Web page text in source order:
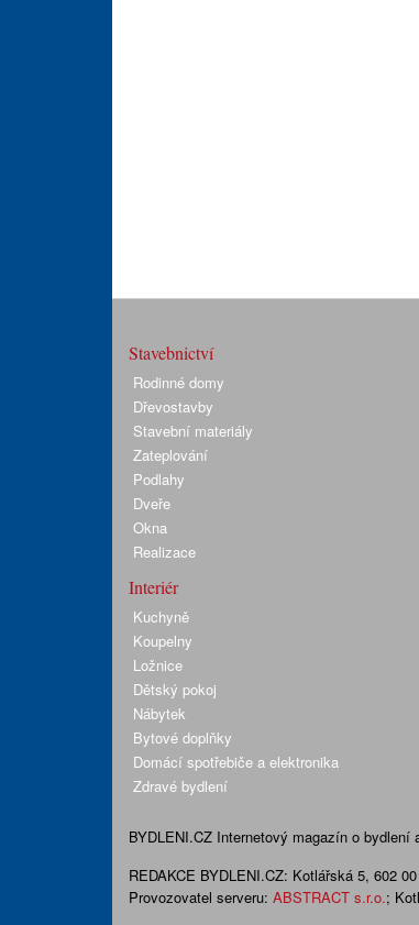
Stavebnictví
Rodinné domy
Dřevostavby
Stavební materiály
Zateplování
Podlahy
Dveře
Okna
Realizace
Interiér
Kuchyně
Koupelny
Ložnice
Dětský pokoj
Nábytek
Bytové doplňky
Domácí spotřebiče a elektronika
Zdravé bydlení
BYDLENI.CZ Internetový magazín o
REDAKCE BYDLENI.CZ: Kotlářská 5, 602
Provozovatel serveru: ABSTRACT s.r.o.;